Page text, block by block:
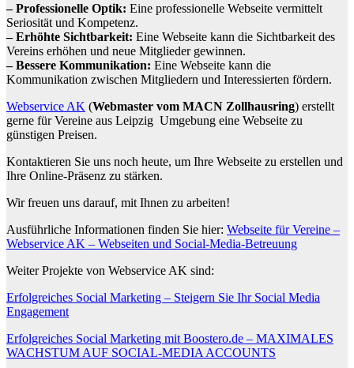
– Professionelle Optik: Eine professionelle Webseite vermittelt
Seriosität und Kompetenz.
– Erhöhte Sichtbarkeit: Eine Webseite kann die Sichtbarkeit des
Vereins erhöhen und neue Mitglieder gewinnen.
– Bessere Kommunikation: Eine Webseite kann die
Kommunikation zwischen Mitgliedern und Interessierten fördern.
Webservice AK (Webmaster vom MACN Zollhausring) erstellt
gerne für Vereine aus Leipzig Umgebung eine Webseite zu
günstigen Preisen.
Kontaktieren Sie uns noch heute, um Ihre Webseite zu erstellen und
Ihre Online-Präsenz zu stärken.
Wir freuen uns darauf, mit Ihnen zu arbeiten!
Ausführliche Informationen finden Sie hier: Webseite für Vereine –
Webservice AK – Webseiten und Social-Media-Betreuung
Weiter Projekte von Webservice AK sind:
Erfolgreiches Social Marketing – Steigern Sie Ihr Social Media
Engagement
Erfolgreiches Social Marketing mit Boostero.de – MAXIMALES
WACHSTUM AUF SOCIAL-MEDIA ACCOUNTS